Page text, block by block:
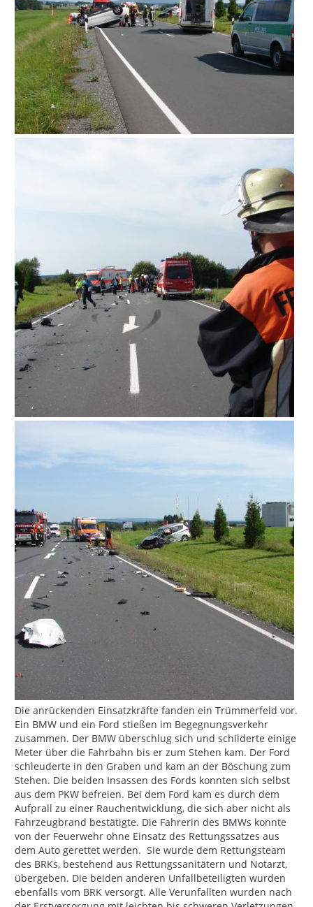
Die anrückenden Einsatzkräfte fanden ein Trümmerfeld vor.
Ein BMW und ein Ford stießen im Begegnungsverkehr
zusammen. Der BMW überschlug sich und schilderte einige
Meter über die Fahrbahn bis er zum Stehen kam. Der Ford
schleuderte in den Graben und kam an der Böschung zum
Stehen. Die beiden Insassen des Fords konnten sich selbst
aus dem PKW befreien. Bei dem Ford kam es durch dem
Aufprall zu einer Rauchentwicklung, die sich aber nicht als
Fahrzeugbrand bestätigte. Die Fahrerin des BMWs konnte
von der Feuerwehr ohne Einsatz des Rettungssatzes aus
dem Auto gerettet werden. Sie wurde dem Rettungsteam
des BRKs, bestehend aus Rettungssanitätern und Notarzt,
übergeben. Die beiden anderen Unfallbeteiligten wurden
ebenfalls vom BRK versorgt. Alle Verunfallten wurden nach